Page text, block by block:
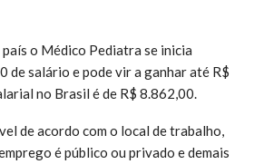
o Médico Pediatra se inicia
de salário e pode vir a ganhar até R$
no Brasil é de R$ 8.862,00.
de acordo com o local de trabalho,
é público ou privado e demais